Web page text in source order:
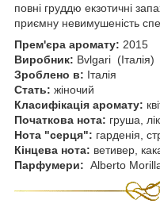
повні груддю екзотичні
приємну невимушеність
Прем'єра аромату: 2015
Виробник: Bvlgari (Італія)
Зроблено в: Італія
Стать: жіночий
Класифікація аромату:
Початкова нота: груша,
Нота "серця": гарденія,
Кінцева нота: ветивер,
Парфумери: Alberto